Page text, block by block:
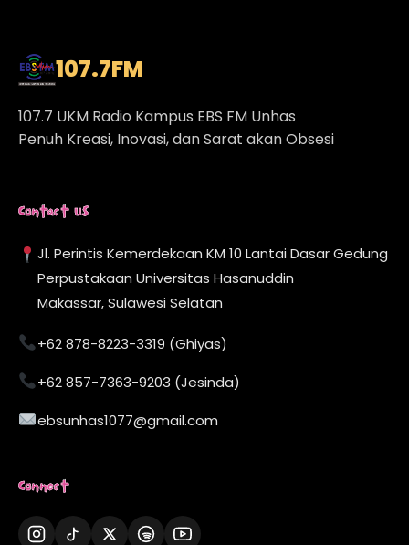
107.7FM
107.7 UKM Radio Kampus EBS FM Unhas
Penuh Kreasi, Inovasi, dan Sarat akan Obsesi
Contact Us
Jl. Perintis Kemerdekaan KM 10 Lantai Dasar Gedung
Perpustakaan Universitas Hasanuddin
Makassar, Sulawesi Selatan
+62 878-8223-3319 (Ghiyas)
+62 857-7363-9203 (Jesinda)
ebsunhas1077@gmail.com
Connect